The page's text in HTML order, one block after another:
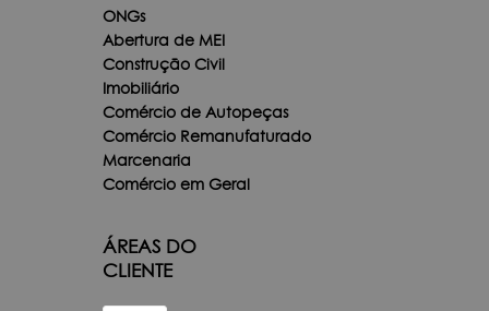
ONGs
Abertura de MEI
Construção Civil
Imobiliário
Comércio de Autopeças
Comércio Remanufaturado
Marcenaria
Comércio em Geral
ÁREAS DO
CLIENTE